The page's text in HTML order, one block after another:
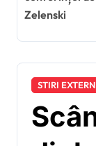
Zelenski
STIRI